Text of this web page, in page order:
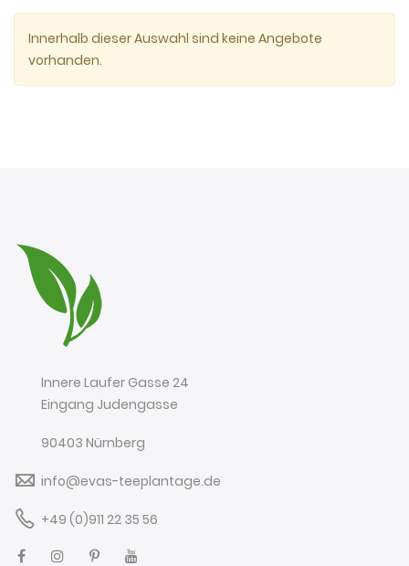
Innerhalb dieser Auswahl sind keine Angebote
vorhanden.
Innere Laufer Gasse 24
Eingang Judengasse
90403 Nürnberg
info@evas-teeplantage.de
+49 (0)911 22 35 56